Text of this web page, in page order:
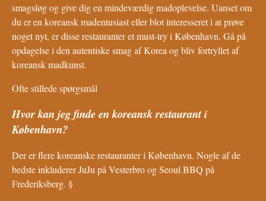
smagsløg og give dig en mindeværdig madoplevelse. Uanset om
du er en koreansk madentusiast eller blot interesseret i at prøve
noget nyt, er disse restauranter et must-try i København. Gå på
opdagelse i den autentiske smag af Korea og bliv fortryllet af
koreansk madkunst.
Ofte stillede spørgsmål
Hvor kan jeg finde en koreansk restaurant i
København?
Der er flere koreanske restauranter i København. Nogle af de
bedste inkluderer JuJu på Vesterbro og Seoul BBQ på
Frederiksberg. §